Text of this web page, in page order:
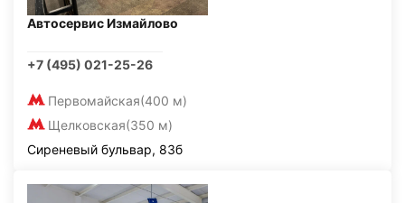
Автосервис Измайлово
+7 (495) 021-25-26
Первомайская(400 м)
Щелковская(350 м)
Сиреневый бульвар, 83б